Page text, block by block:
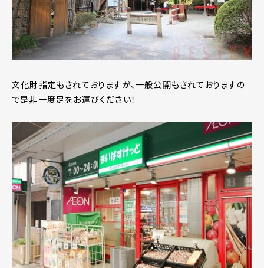
文化財指定もされておりますが、一般公開もされておりますの
で是非一度足をお運びください！